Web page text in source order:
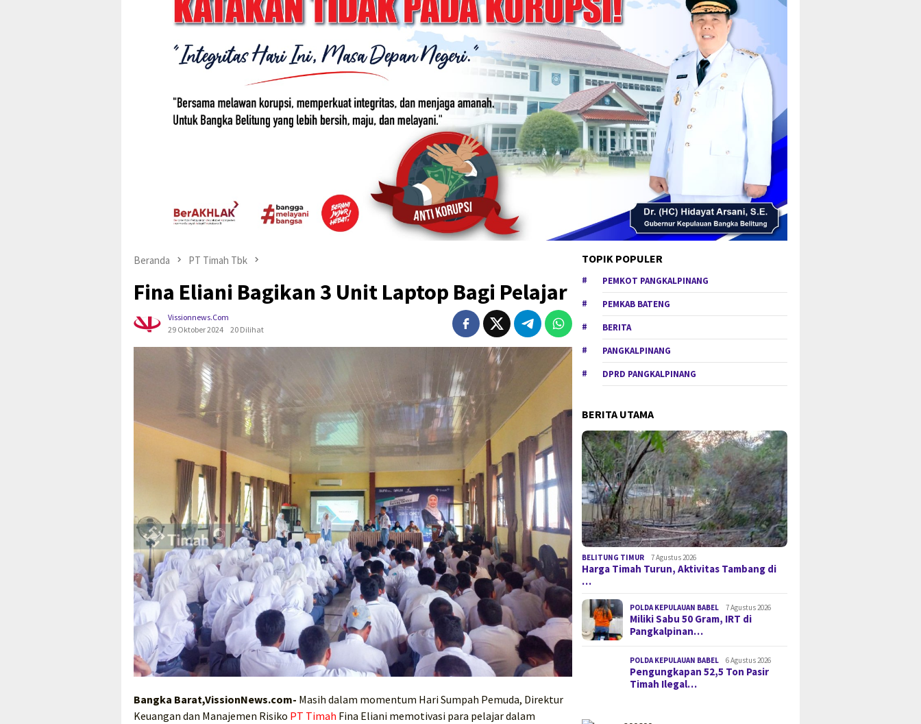
Beranda PT Timah Tbk
Fina Eliani Bagikan 3 Unit Laptop Bagi Pelajar
Vissionnews.com
29 Oktober 2024
20 Dilihat
Bangka Barat,VissionNews.com- Masih dalam momentum Hari Sumpah Pemuda, Direktur
Keuangan dan Manajemen Risiko PT Timah Fina Eliani memotivasi para pelajar dalam
TOPIK POPULER
PEMKOT PANGKALPINANG
PEMKAB BATENG
BERITA
PANGKALPINANG
DPRD PANGKALPINANG
BERITA UTAMA
BELITUNG TIMUR 7 Agustus 2026
Harga Timah Turun, Aktivitas Tambang di
…
POLDA KEPULAUAN BABEL 7 Agustus 2026
Miliki Sabu 50 Gram, IRT di
Pangkalpinan…
POLDA KEPULAUAN BABEL 6 Agustus 2026
Pengungkapan 52,5 Ton Pasir
Timah Ilegal…